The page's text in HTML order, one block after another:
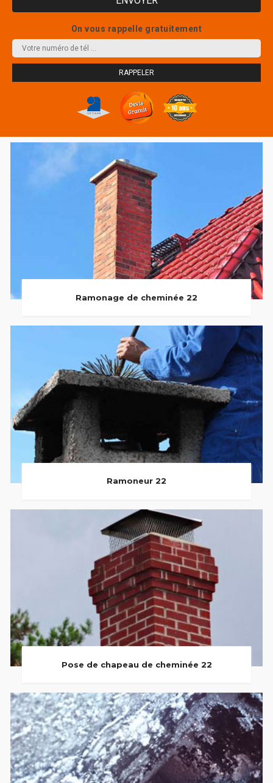
On vous rappelle gratuitement
Ramonage de cheminée 22
Ramoneur 22
Pose de chapeau de cheminée 22